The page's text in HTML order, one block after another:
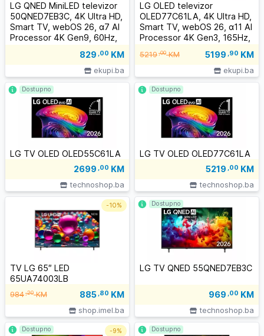
LG QNED MiniLED televizor
50QNED7EB3C, 4K Ultra HD,
Smart TV, webOS 26, α7 AI
Processor 4K Gen9, 60Hz,
829 ,00 KM
ekupi.ba
LG OLED televizor
OLED77C61LA, 4K Ultra HD,
Smart TV, webOS 26, α11 AI
Processor 4K Gen3, 165Hz,
Magični daljinski, Crni
5219,00KM 5199 ,90 KM
ekupi.ba
LG TV OLED OLED55C61LA
2699 ,00 KM
technoshop.ba
Dostupno
LG TV OLED OLED77C61LA
5219 ,00 KM
technoshop.ba
Dostupno
TV LG 65″ LED
65UA74003LB
984,20KM 885 ,80 KM
shop.imel.ba
-10%
LG TV QNED 55QNED7EB3C
969 ,00 KM
technoshop.ba
Dostupno
Dostupno -9% Dostupno